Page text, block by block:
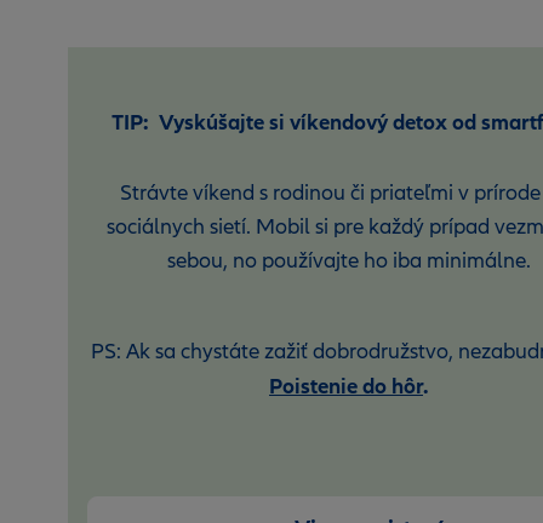
TIP: Vyskúšajte si víkendový detox od
Strávte víkend s rodinou či priateľmi v
sociálnych sietí. Mobil si pre každý prípad
sebou, no používajte ho iba minimálne.
PS: Ak sa chystáte zažiť dobrodružstvo,
Poistenie do hôr.